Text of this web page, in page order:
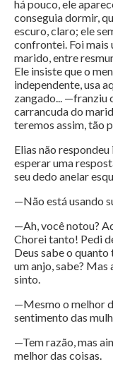
há pouco, ele
conseguia dormir,
escuro, claro; ele
confrontei. Foi mais
marido, entre
Ele insiste que o
independente, usa
zangado... —franziu
carrancuda do
teremos assim, tão
Elias não
esperar uma
seu dedo anelar
—Não está usando
—Ah, você notou?
Chorei tanto! Pedi
Deus sabe o
um anjo, sabe? Mas
sinto.
—Mesmo o melhor
sentimento das
—Tem razão, mas
melhor das coisas.